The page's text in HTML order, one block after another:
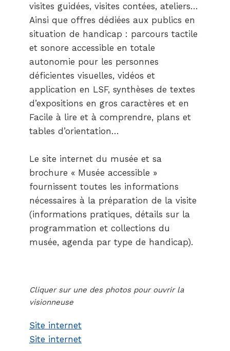
visites guidées, visites contées, ateliers…
Ainsi que offres dédiées aux publics en
situation de handicap : parcours tactile
et sonore accessible en totale
autonomie pour les personnes
déficientes visuelles, vidéos et
application en LSF, synthèses de textes
d’expositions en gros caractères et en
Facile à lire et à comprendre, plans et
tables d’orientation…
Le site internet du musée et sa
brochure « Musée accessible »
fournissent toutes les informations
nécessaires à la préparation de la visite
(informations pratiques, détails sur la
programmation et collections du
musée, agenda par type de handicap).
Cliquer sur une des photos pour ouvrir la
visionneuse
Site internet
Site internet